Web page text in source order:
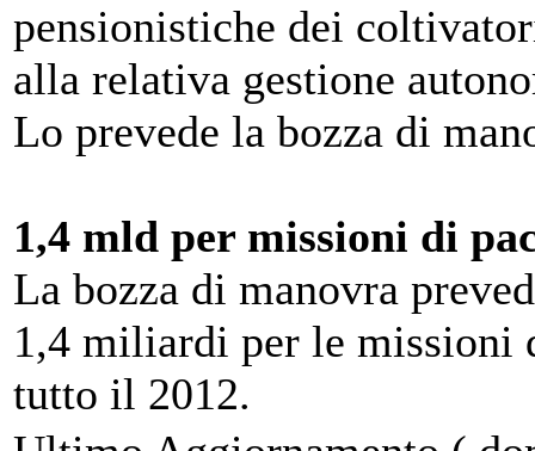
pensionistiche dei
alla relativa gestione
Lo prevede la bozza di
1,4 mld per missioni di
La bozza di manovra
1,4 miliardi per le missioni
tutto il 2012.